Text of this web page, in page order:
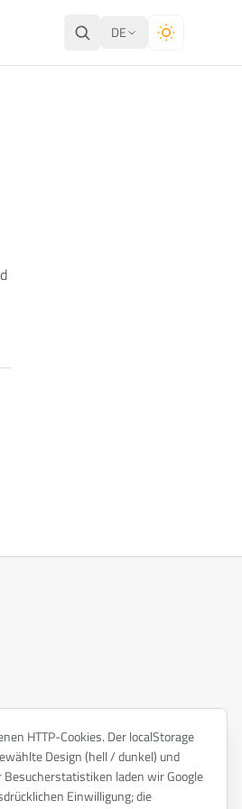
DE
HTTP-Cookies. Der localStorage
Design (hell / dunkel) und
laden wir Google
Einwilligung; die